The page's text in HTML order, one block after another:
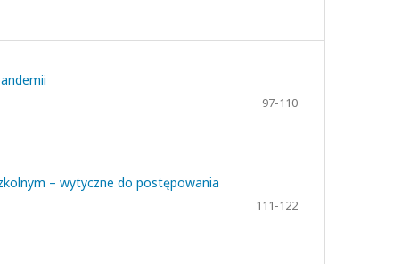
97-110
– wytyczne do postępowania
111-122